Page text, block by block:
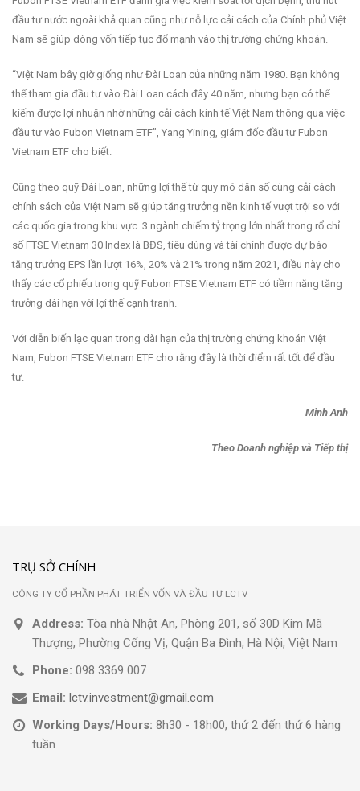
đầu tư nước ngoài khả quan cũng như nỗ lực cải cách của Chính phủ Việt
Nam sẽ giúp dòng vốn tiếp tục đổ mạnh vào thị trường chứng khoán.
“Việt Nam bây giờ giống như Đài Loan của những năm 1980. Bạn không
thể tham gia đầu tư vào Đài Loan cách đây 40 năm, nhưng bạn có thể
kiếm được lợi nhuận nhờ những cải cách kinh tế Việt Nam thông qua việc
đầu tư vào Fubon Vietnam ETF”, Yang Yining, giám đốc đầu tư Fubon
Vietnam ETF cho biết.
Cũng theo quỹ Đài Loan, những lợi thế từ quy mô dân số cùng cải cách
chính sách của Việt Nam sẽ giúp tăng trưởng nền kinh tế vượt trội so với
các quốc gia trong khu vực. 3 ngành chiếm tỷ trọng lớn nhất trong rổ chỉ
số FTSE Vietnam 30 Index là BĐS, tiêu dùng và tài chính được dự báo
tăng trưởng EPS lần lượt 16%, 20% và 21% trong năm 2021, điều này cho
thấy các cổ phiếu trong quỹ Fubon FTSE Vietnam ETF có tiềm năng tăng
trưởng dài hạn với lợi thế cạnh tranh.
Với diễn biến lạc quan trong dài hạn của thị trường chứng khoán Việt
Nam, Fubon FTSE Vietnam ETF cho rằng đây là thời điểm rất tốt để đầu
tư.
Minh Anh
Theo Doanh nghiệp và Tiếp thị
TRỤ SỞ CHÍNH
CÔNG TY CỔ PHẦN PHÁT TRIỂN VỐN VÀ ĐẦU TƯ LCTV
Address: Tòa nhà Nhật An, Phòng 201, số 30D Kim Mã
Thượng, Phường Cống Vị, Quận Ba Đình, Hà Nội, Việt Nam
Phone: 098 3369 007
Email: lctv.investment@gmail.com
Working Days/Hours: 8h30 - 18h00, thứ 2 đến thứ 6 hàng
tuần